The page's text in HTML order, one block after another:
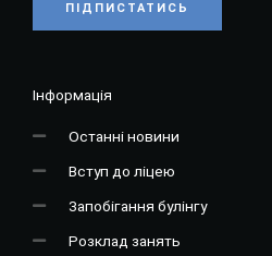
ПІДПИСТАТИСЬ
Інформація
Останні новини
Вступ до ліцею
Запобігання булінгу
Розклад занять